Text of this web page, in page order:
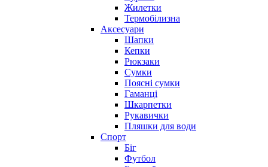
Жилетки
Термобілизна
Аксесуари
Шапки
Кепки
Рюкзаки
Сумки
Поясні сумки
Гаманці
Шкарпетки
Рукавички
Пляшки для води
Спорт
Біг
Футбол